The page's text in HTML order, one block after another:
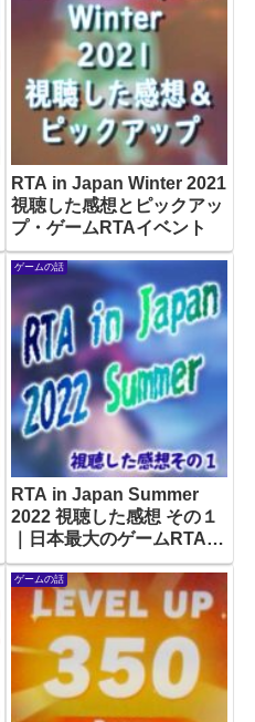
RTA in Japan Winter 2021
視聴した感想とピックアッ
プ・ゲームRTAイベント
ゲームの話
RTA in Japan Summer
2022 視聴した感想 その１
｜日本最大のゲームRTAイ
ベント
ゲームの話